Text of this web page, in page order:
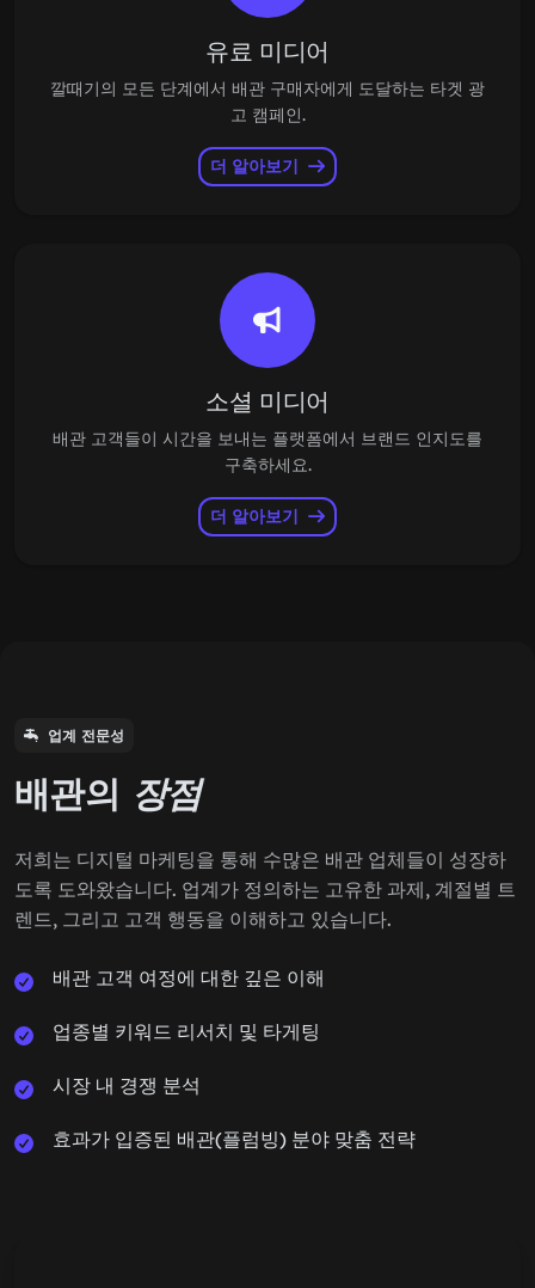
유료 미디어
깔때기의 모든 단계에서 배관 구매자에게 도달하는 타겟 광
고 캠페인.
더 알아보기
소셜 미디어
배관 고객들이 시간을 보내는 플랫폼에서 브랜드 인지도를
구축하세요.
더 알아보기
업계 전문성
배관의 장점
저희는 디지털 마케팅을 통해 수많은 배관 업체들이 성장하
도록 도와왔습니다. 업계가 정의하는 고유한 과제, 계절별 트
렌드, 그리고 고객 행동을 이해하고 있습니다.
배관 고객 여정에 대한 깊은 이해
업종별 키워드 리서치 및 타게팅
시장 내 경쟁 분석
효과가 입증된 배관(플럼빙) 분야 맞춤 전략